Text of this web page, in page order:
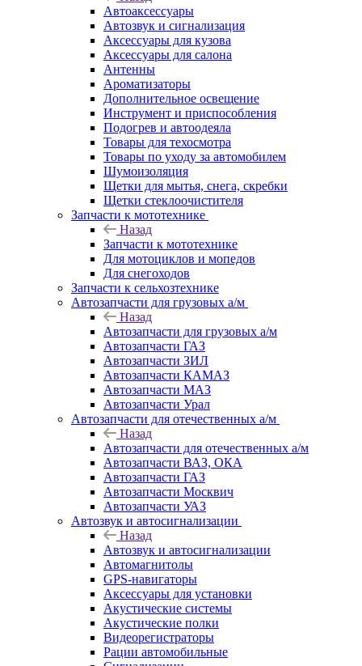
Автоаксессуары
Автозвук и сигнализация
Аксессуары для кузова
Аксессуары для салона
Антенны
Ароматизаторы
Дополнительное освещение
Инструмент и приспособления
Подогрев и автоодеяла
Товары для техосмотра
Товары по уходу за автомобилем
Шумоизоляция
Щетки для мытья, снега, скребки
Щетки стеклоочистителя
Запчасти к мототехнике
Назад
Запчасти к мототехнике
Для мотоциклов и мопедов
Для снегоходов
Запчасти к сельхозтехнике
Автозапчасти для грузовых а/м
Назад
Автозапчасти для грузовых а/м
Автозапчасти ГАЗ
Автозапчасти ЗИЛ
Автозапчасти КАМАЗ
Автозапчасти МАЗ
Автозапчасти Урал
Автозапчасти для отечественных а/м
Назад
Автозапчасти для отечественных а/м
Автозапчасти ВАЗ, ОКА
Автозапчасти ГАЗ
Автозапчасти Москвич
Автозапчасти УАЗ
Автозвук и автосигнализации
Назад
Автозвук и автосигнализации
Автомагнитолы
GPS-навигаторы
Аксессуары для установки
Акустические системы
Акустические полки
Видеорегистраторы
Рации автомобильные